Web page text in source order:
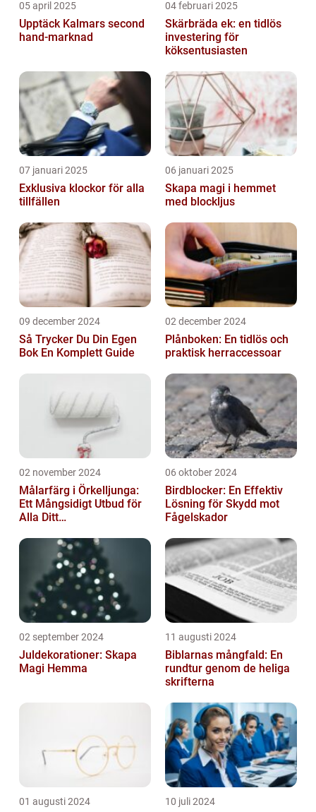
05 april 2025
Upptäck Kalmars second
hand-marknad
04 februari 2025
Skärbräda ek: en tidlös
investering för
köksentusiasten
07 januari 2025
Exklusiva klockor för alla
tillfällen
06 januari 2025
Skapa magi i hemmet
med blockljus
09 december 2024
Så Trycker Du Din Egen
Bok En Komplett Guide
02 december 2024
Plånboken: En tidlös och
praktisk herraccessoar
02 november 2024
Målarfärg i Örkelljunga:
Ett Mångsidigt Utbud för
Alla Ditt
06 oktober 2024
Birdblocker: En Effektiv
Lösning för Skydd mot
Fågelskador
02 september 2024
Juldekorationer: Skapa
Magi Hemma
11 augusti 2024
Biblarnas mångfald: En
rundtur genom de heliga
skrifterna
01 augusti 2024 10 juli 2024